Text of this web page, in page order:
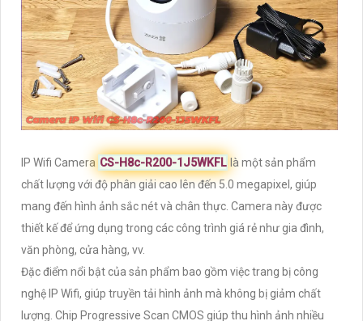
IP Wifi Camera CS-H8c-R200-1J5WKFL là một sản phẩm
chất lượng với độ phân giải cao lên đến 5.0 megapixel, giúp
mang đến hình ảnh sắc nét và chân thực. Camera này được
thiết kế để ứng dụng trong các công trình giá rẻ như gia đình,
văn phòng, cửa hàng, vv.
Đặc điểm nổi bật của sản phẩm bao gồm việc trang bị công
nghệ IP Wifi, giúp truyền tải hình ảnh mà không bị giảm chất
lượng. Chip Progressive Scan CMOS giúp thu hình ảnh nhiều